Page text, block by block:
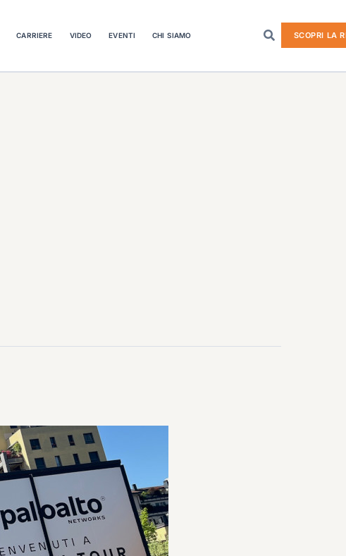
CARRIERE VIDEO EVENTI CHI SIAMO SCOPRI LA